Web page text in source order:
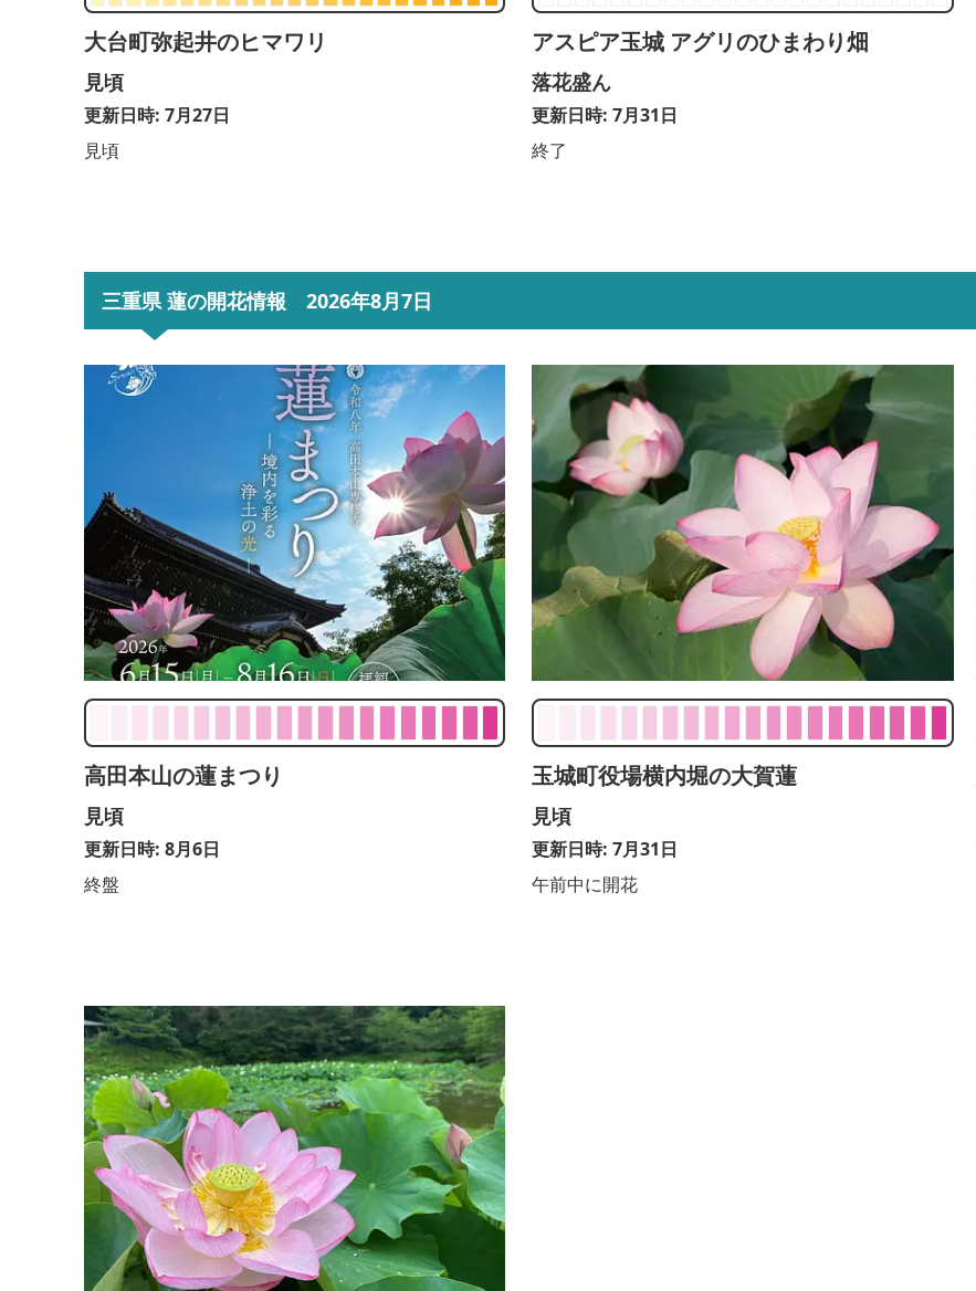
大台町弥起井のヒマワリ
見頃
更新日時: 7月27日
見頃
アスピア玉城 アグリのひまわり畑
落花盛ん
更新日時: 7月31日
終了
三重県 蓮の開花情報 2026年8月7日
高田本山の蓮まつり
見頃
更新日時: 8月6日
終盤
玉城町役場横内堀の大賀蓮
見頃
更新日時: 7月31日
午前中に開花